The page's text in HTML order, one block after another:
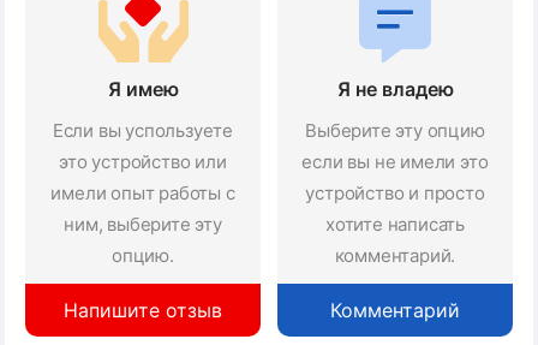
Я имею
Если вы успользуете
это устройство или
имели опыт работы с
ним, выберите эту
опцию.
Напишите отзыв
Я не владею
Выберите эту опцию
если вы не имели это
устройство и просто
хотите написать
комментарий.
Комментарий